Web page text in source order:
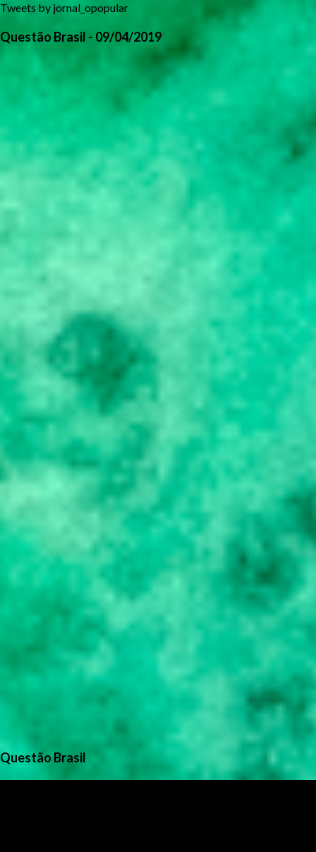
Tweets by jornal_opopular
Questão Brasil - 09/04/2019
Questão Brasil